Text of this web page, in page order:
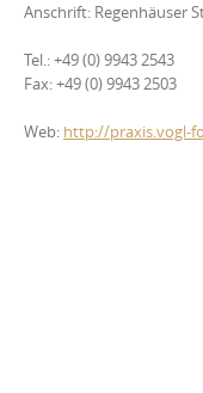
Anschrift: Regenhäuser
Tel.: +49 (0) 9943 2543
Fax: +49 (0) 9943 2503
Web: http://praxis.vogl-